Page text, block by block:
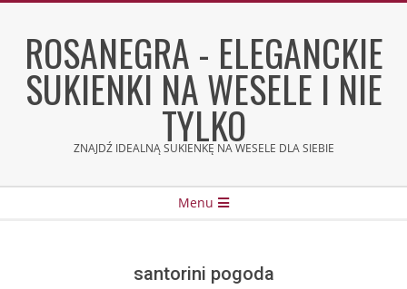
contentROSANEGRA - ELEGANCKIE
SUKIENKI NA WESELE I NIE
TYLKO
ZNAJDŹ IDEALNĄ SUKIENKĘ NA WESELE DLA SIEBIE
Menu
santorini pogoda